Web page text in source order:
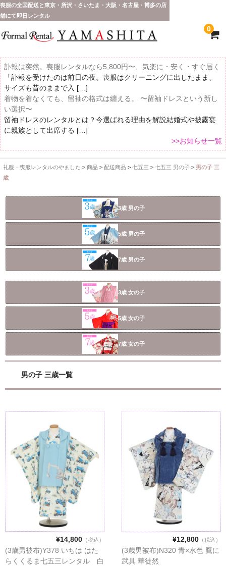
喪服の全国配送と東京・所沢・さいたま・大阪・名古屋・博多の店
舗にて即日レンタル
0
訃報は突然。喪服レンタルなら5,800円〜、気楽に・安く・すぐ届く
「訃報を受けたのは前日の夜。喪服はクリーニングに出したまま、
サイズも昔のままで入 […]
着物を着なくても、留袖の格式は纏える。 〜留袖ドレスという新し
い選択〜
留袖ドレスのレンタルとは？今選ばれる理由を解説結婚式や披露宴
に親族として出席する […]
>>お知らせ一覧
ホーム
礼服・喪服レンタルのやました > 商品> 配送商品> 七五三 > 七五三 男の子 > 男の子 三
歳
3歳 男の子
5歳 男の子
7歳 男の子
3歳 女の子
5歳 女の子
7歳 女の子
男の子 三歳一覧
¥14,800（税込）
(3歳男被布)Y378 いちは はた
らくくるま七五三レンタル 白
¥12,800（税込）
(3歳男被布)N320 青×水色 鷹に
武具 華徒然